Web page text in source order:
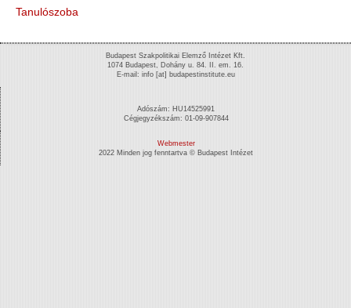
Tanulószoba
Budapest Szakpolitikai Elemző Intézet Kft.
1074 Budapest, Dohány u. 84. II. em. 16.
E-mail: info [at] budapestinstitute.eu
Adószám: HU14525991
Cégjegyzékszám: 01-09-907844
Webmester
2022 Minden jog fenntartva © Budapest Intézet